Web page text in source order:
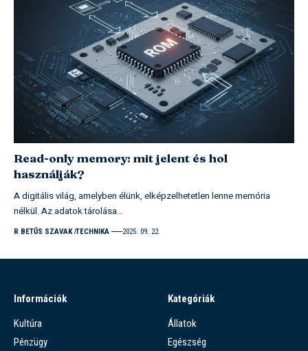
Read-only memory: mit jelent és hol
használják?
A digitális világ, amelyben élünk, elképzelhetetlen lenne memória
nélkül. Az adatok tárolása…
R BETŰS SZAVAK TECHNIKA 2025. 09. 22.
Információk
Kultúra
Pénzügy
Kategóriák
Állatok
Egészség